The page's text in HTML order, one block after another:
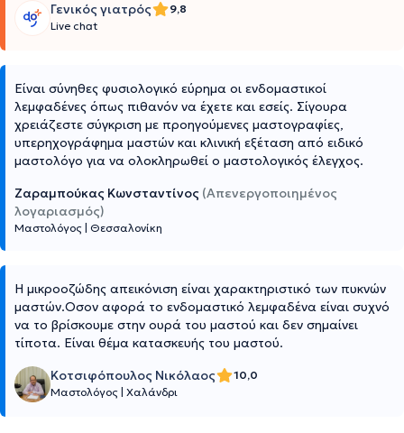
Γενικός γιατρός
9,8
Live chat
Είναι σύνηθες φυσιολογικό εύρημα οι ενδομαστικοί
λεμφαδένες όπως πιθανόν να έχετε και εσείς. Σίγουρα
χρειάζεστε σύγκριση με προηγούμενες μαστογραφίες,
υπερηχογράφημα μαστών και κλινική εξέταση από ειδικό
μαστολόγο για να ολοκληρωθεί ο μαστολογικός έλεγχος.
Ζαραμπούκας Κωνσταντίνος (Απενεργοποιημένος
λογαριασμός)
Μαστολόγος Θεσσαλονίκη
Η μικροοζώδης απεικόνιση είναι χαρακτηριστικό των πυκνών
μαστών.Οσον αφορά το ενδομαστικό λεμφαδένα είναι συχνό
να το βρίσκουμε στην ουρά του μαστού και δεν σημαίνει
τίποτα. Είναι θέμα κατασκευής του μαστού.
Κοτσιφόπουλος Νικόλαος
10,0
Μαστολόγος Χαλάνδρι